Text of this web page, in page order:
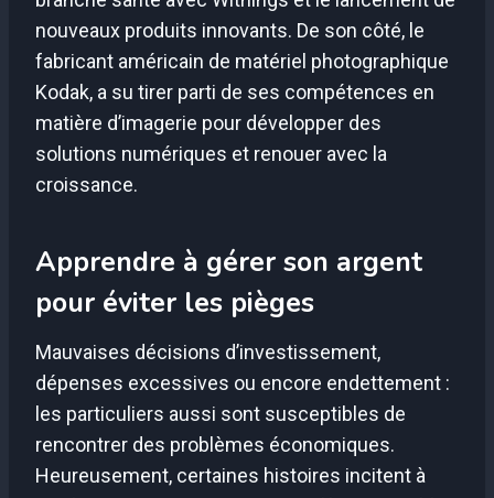
nouveaux produits innovants. De son côté, le
fabricant américain de matériel photographique
Kodak, a su tirer parti de ses compétences en
matière d’imagerie pour développer des
solutions numériques et renouer avec la
croissance.
Apprendre à gérer son argent
pour éviter les pièges
Mauvaises décisions d’investissement,
dépenses excessives ou encore endettement :
les particuliers aussi sont susceptibles de
rencontrer des problèmes économiques.
Heureusement, certaines histoires incitent à